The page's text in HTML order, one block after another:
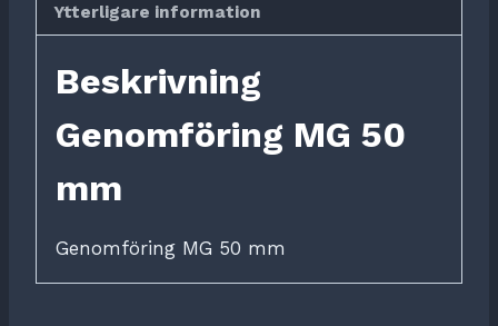
Ytterligare information
Beskrivning
Genomföring MG 50
mm
Genomföring MG 50 mm